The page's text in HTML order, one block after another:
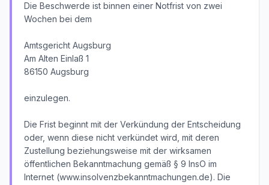
Die Beschwerde ist binnen einer Notfrist von zwei
Wochen bei dem
Amtsgericht Augsburg
Am Alten Einlaß 1
86150 Augsburg
einzulegen.
Die Frist beginnt mit der Verkündung der Entscheidung
oder, wenn diese nicht verkündet wird, mit deren
Zustellung beziehungsweise mit der wirksamen
öffentlichen Bekanntmachung gemäß § 9 InsO im
Internet (www.insolvenzbekanntmachungen.de). Die